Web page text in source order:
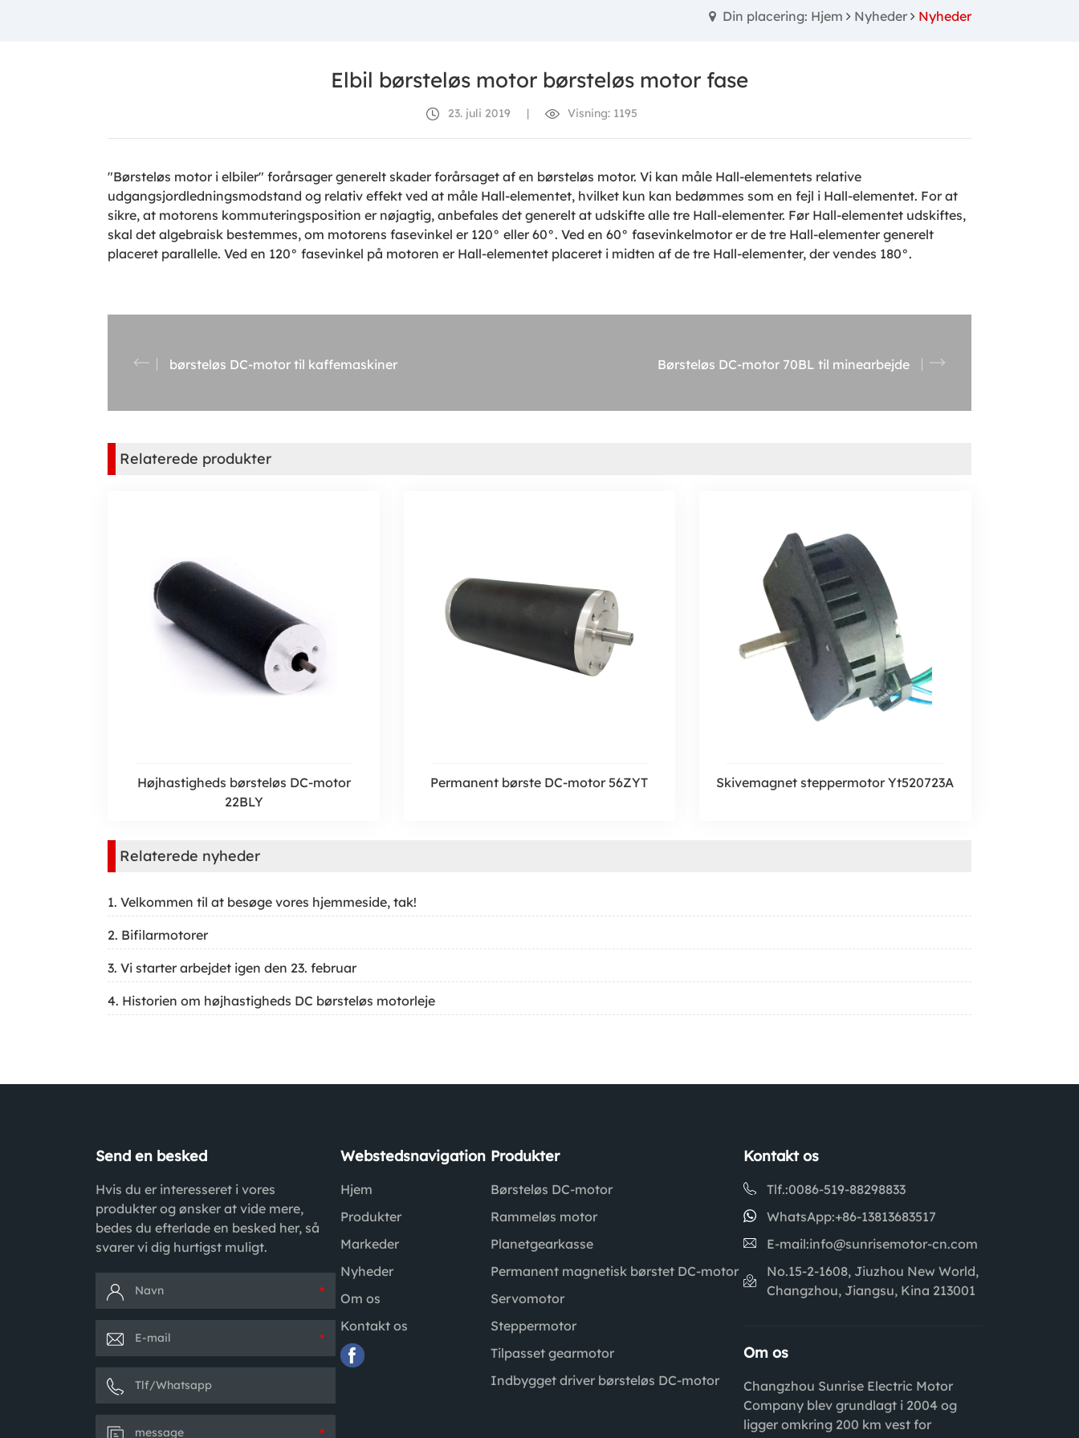
Din placering: Hjem Nyheder Nyheder
Elbil børsteløs motor børsteløs motor fase
23. juli 2019 | Visning: 1195
"Børsteløs motor i elbiler" forårsager generelt skader forårsaget af en børsteløs motor. Vi kan måle Hall-elementets relative
udgangsjordledningsmodstand og relativ effekt ved at måle Hall-elementet, hvilket kun kan bedømmes som en fejl i Hall-elementet. For at
sikre, at motorens kommuteringsposition er nøjagtig, anbefales det generelt at udskifte alle tre Hall-elementer. Før Hall-elementet udskiftes,
skal det algebraisk bestemmes, om motorens fasevinkel er 120° eller 60°. Ved en 60° fasevinkelmotor er de tre Hall-elementer generelt
placeret parallelle. Ved en 120° fasevinkel på motoren er Hall-elementet placeret i midten af ​​de tre Hall-elementer, der vendes 180°.
børsteløs DC-motor til kaffemaskiner Børsteløs DC-motor 70BL til minearbejde
Relaterede produkter
Højhastigheds børsteløs DC-motor
22BLY
Permanent børste DC-motor 56ZYT Skivemagnet steppermotor Yt520723A
Relaterede nyheder
1. Velkommen til at besøge vores hjemmeside, tak!
2. Bifilarmotorer
3. Vi starter arbejdet igen den 23. februar
4. Historien om højhastigheds DC børsteløs motorleje
Send en besked
Hvis du er interesseret i vores
produkter og ønsker at vide mere,
bedes du efterlade en besked her, så
svarer vi dig hurtigst muligt.
*
*
*
Webstedsnavigation
Hjem
Produkter
Markeder
Nyheder
Om os
Kontakt os
Produkter
Børsteløs DC-motor
Rammeløs motor
Planetgearkasse
Permanent magnetisk børstet DC-motor
Servomotor
Steppermotor
Tilpasset gearmotor
Indbygget driver børsteløs DC-motor
Kontakt os
Tlf.:0086-519-88298833
WhatsApp:+86-13813683517
E-mail:info@sunrisemotor-cn.com
No.15-2-1608, Jiuzhou New World,
Changzhou, Jiangsu, Kina 213001
Om os
Changzhou Sunrise Electric Motor
Company blev grundlagt i 2004 og
ligger omkring 200 km vest for